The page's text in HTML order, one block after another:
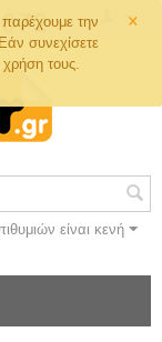
×
την
συνεχίσετε
τους.
είναι κενή